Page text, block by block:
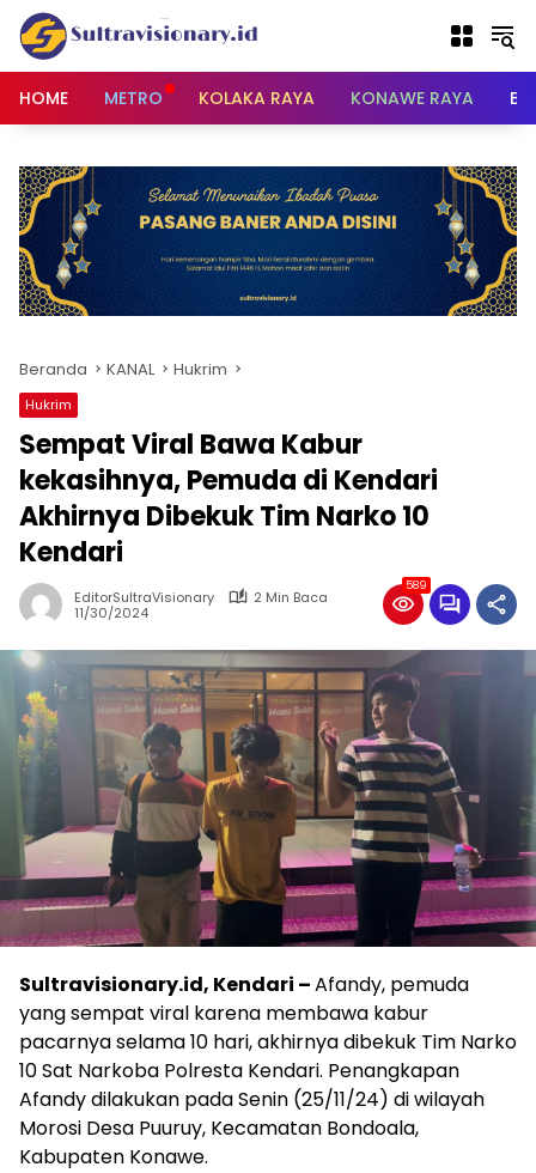
Langsung
konten
HOME
METRO KOLAKA RAYA KONAWE RAYA
Beranda KANAL Hukrim
Hukrim
Sempat Viral Bawa Kabur
kekasihnya, Pemuda di Kendari
Akhirnya Dibekuk Tim Narko 10
Kendari
EditorSultraVisionary
2 Min Baca
11/30/2024
589
Sultravisionary.id, Kendari –Afandy, pemuda
yang sempat viral karena membawa kabur
pacarnya selama 10 hari, akhirnya dibekuk Tim Narko
10 Sat Narkoba Polresta Kendari. Penangkapan
Afandy dilakukan pada Senin (25/11/24) di wilayah
Morosi Desa Puuruy, Kecamatan Bondoala,
Kabupaten Konawe.